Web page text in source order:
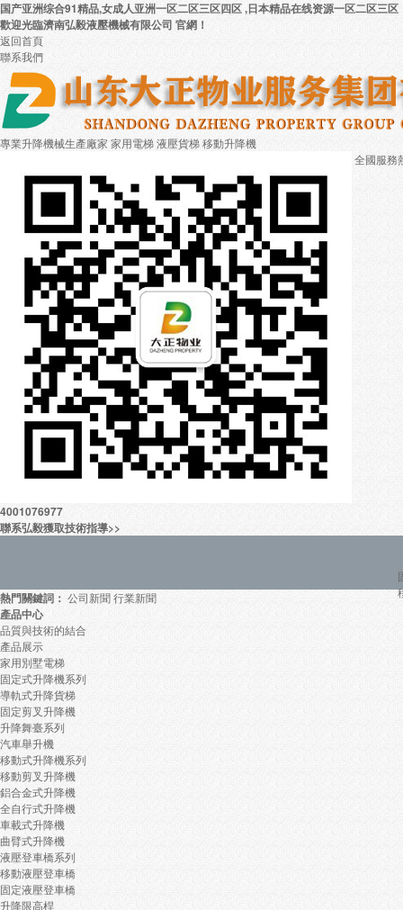
国产亚洲综合91精品,女成人亚洲一区二区三区四区 ,日本精品在线资源一区二区三区
歡迎光臨濟南弘毅液壓機械有限公司 官網！
返回首頁
聯系我們
專業升降機械生產廠家 家用電梯 液壓貨梯 移動升降機
全國服務
4001076977
聯系弘毅獲取技術指導>>
熱門關鍵詞： 公司新聞 行業新聞
產品中心
品質與技術的結合
產品展示
家用別墅電梯
固定式升降機系列
導軌式升降貨梯
固定剪叉升降機
升降舞臺系列
汽車舉升機
移動式升降機系列
移動剪叉升降機
鋁合金式升降機
全自行式升降機
車載式升降機
曲臂式升降機
液壓登車橋系列
移動液壓登車橋
固定液壓登車橋
升降限高桿